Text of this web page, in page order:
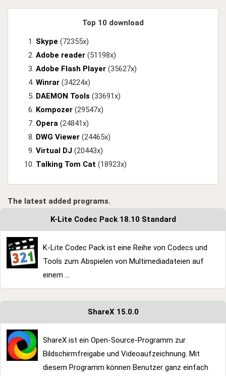
Top 10 download
Skype (72355x)
Adobe reader (51198x)
Adobe Flash Player (35627x)
Winrar (34224x)
DAEMON Tools (33691x)
Kompozer (29547x)
Opera (24841x)
DWG Viewer (24465x)
Virtual DJ (20443x)
Talking Tom Cat (18923x)
The latest added programs.
K-Lite Codec Pack 18.10 Standard
K-Lite Codec Pack ist eine Reihe von Codecs und
Tools zum Abspielen von Multimediadateien auf
einem ...
ShareX 15.0.0
ShareX ist ein Open-Source-Programm zur
Bildschirmfreigabe und Videoaufzeichnung. Mit
diesem Programm können Benutzer ganz einfach